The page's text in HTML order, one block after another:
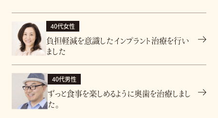
40代女性
負担軽減を意識したインプラント治療を行い
ました
40代男性
ずっと食事を楽しめるように奥歯を治療しまし
た。